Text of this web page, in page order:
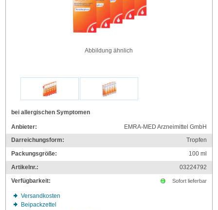
Abbildung ähnlich
bei allergischen Symptomen
Anbieter:
EMRA-MED Arzneimittel GmbH
Darreichungsform:
Tropfen
Packungsgröße:
100ml
Artikelnr.:
03224792
Verfügbarkeit:
Sofort lieferbar
Versandkosten
Beipackzettel